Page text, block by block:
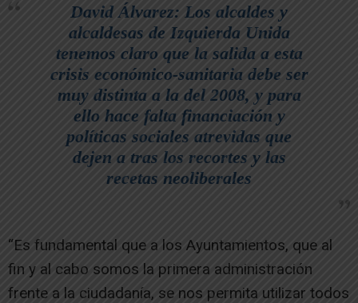
David Álvarez: Los alcaldes y
alcaldesas de Izquierda Unida
tenemos claro que la salida a esta
crisis económico-sanitaria debe ser
muy distinta a la del 2008, y para
ello hace falta financiación y
políticas sociales atrevidas que
dejen a tras los recortes y las
recetas neoliberales
“Es fundamental que a los Ayuntamientos, que al
fin y al cabo somos la primera administración
frente a la ciudadanía, se nos permita utilizar todos